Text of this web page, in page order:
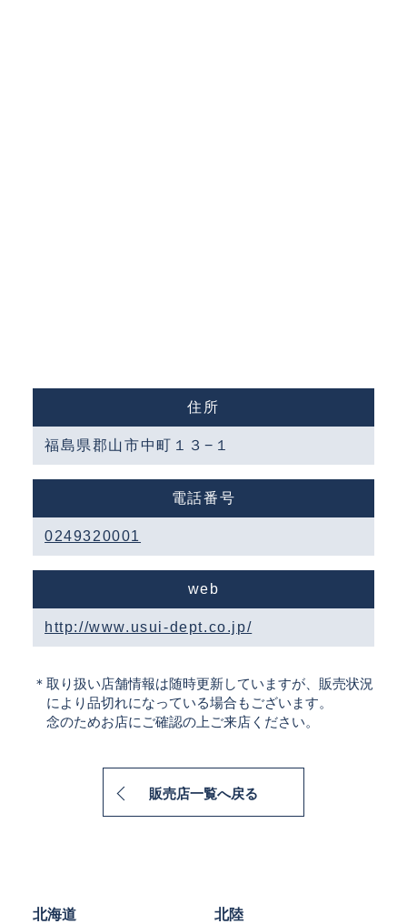
住所
福島県郡山市中町１３−１
電話番号
0249320001
web
http://www.usui-dept.co.jp/
＊取り扱い店舗情報は随時更新していますが、販売状況
により品切れになっている場合もございます。
念のためお店にご確認の上ご来店ください。
販売店一覧へ戻る
北海道 北陸